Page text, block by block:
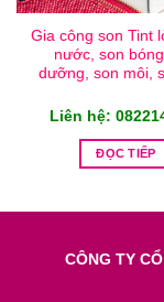
Gia công son Tint
nước, son
dưỡng, son môi,
Liên hệ:
ĐỌC TIẾP
CÔNG TY